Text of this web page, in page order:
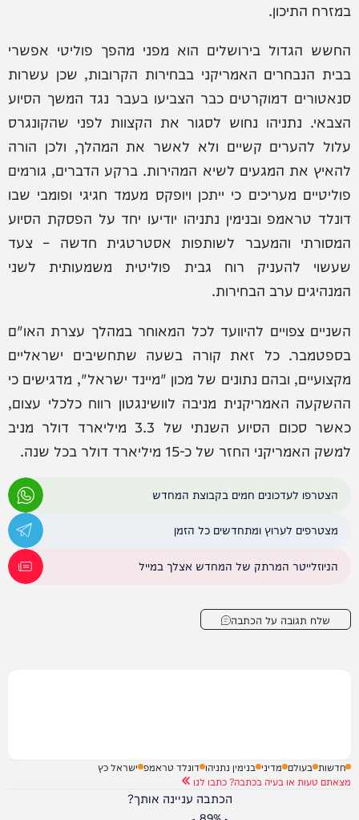
במזרח התיכון.
החשש הגדול בירושלים הוא מפני מהפך פוליטי אפשרי
בבית הנבחרים האמריקני בבחירות הקרובות, שכן עשרות
סנאטורים דמוקרטים כבר הצביעו בעבר נגד המשך הסיוע
הצבאי. נתניהו נחוש לסגור את הקצוות לפני שהקונגרס
עלול להערים קשיים ולא לאשר את המהלך, ולכן הורה
להאיץ את המגעים לשיא המהירות. ברקע הדברים, גורמים
פוליטיים מעריכים כי ייתכן ויופקס מעמד חגיגי ופומבי שבו
דונלד טראמפ ובנימין נתניהו יודיעו יחד על הפסקת הסיוע
המסורתי והמעבר לשותפות אסטרטגית חדשה – צעד
שעשוי להעניק רוח גבית פוליטית משמעותית לשני
המנהיגים ערב הבחירות.
השניים צפויים להיוועד לכל המאוחר במהלך עצרת האו"ם
בספטמבר. כל זאת קורה בשעה שתחשיבים ישראליים
מקצועיים, ובהם נתונים של מכון "מיינד ישראל", מדגישים כי
ההשקעה האמריקנית מניבה לוושינגטון רווח כלכלי עצום,
כאשר סכום הסיוע השנתי של 3.3 מיליארד דולר מניב
למשק האמריקני החזר של כ-15 מיליארד דולר בכל שנה.
הצטרפו לעדכונים חמים בקבוצת המחדש
מצטרפים לערוץ ומתחדשים כל הזמן
הניוזלייטר המרתק של המחדש אצלך במייל
שלח תגובה על הכתבה
חדשות בעולם מדיני בנימין נתניהו דונלד טראמפ ישראל כץ
מצאתם טעות או בעיה בכתבה? כתבו לנו
הכתבה עניינה אותך?